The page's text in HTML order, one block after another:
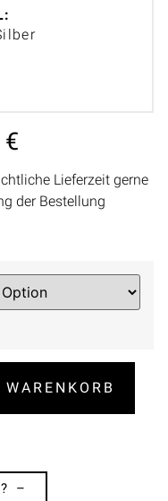
€
Lieferzeit gerne
der Bestellung
–